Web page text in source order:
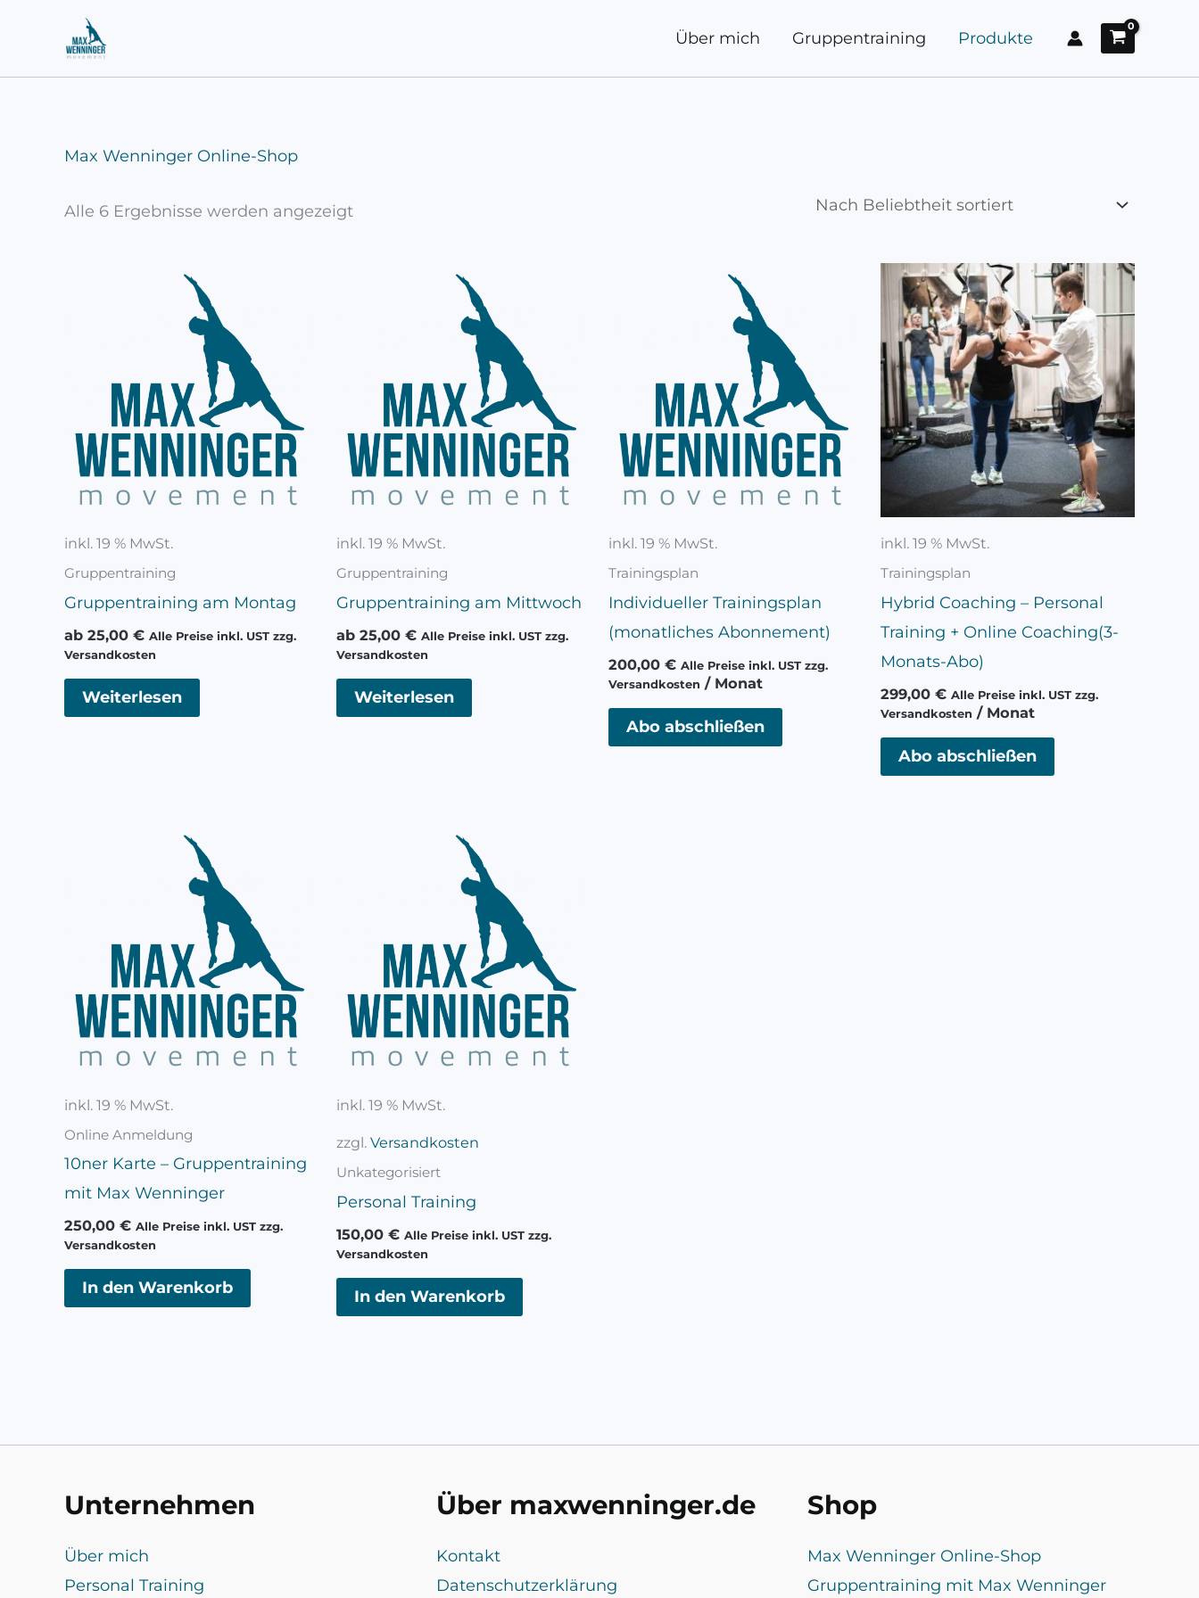
springen
Über mich Gruppentraining Produkte
Max Wenninger Online-Shop
Alle 6 Ergebnisse werden angezeigt
inkl. 19 % MwSt.
Gruppentraining
Gruppentraining am Montag
ab 25,00 € Alle Preise inkl. UST zzg.
Versandkosten
Weiterlesen
inkl. 19 % MwSt.
Gruppentraining
Gruppentraining am Mittwoch
ab 25,00 € Alle Preise inkl. UST zzg.
Versandkosten
Weiterlesen
inkl. 19 % MwSt.
Trainingsplan
Individueller Trainingsplan
(monatliches Abonnement)
200,00 € Alle Preise inkl. UST zzg.
Versandkosten / Monat
Abo abschließen
inkl. 19 % MwSt.
Trainingsplan
Hybrid Coaching – Personal
Training + Online Coaching(3-
Monats-Abo)
299,00 € Alle Preise inkl. UST zzg.
Versandkosten / Monat
Abo abschließen
inkl. 19 % MwSt.
Online Anmeldung
10ner Karte – Gruppentraining
mit Max Wenninger
250,00 € Alle Preise inkl. UST zzg.
Versandkosten
In den Warenkorb
inkl. 19 % MwSt.
zzgl. Versandkosten
Unkategorisiert
Personal Training
150,00 € Alle Preise inkl. UST zzg.
Versandkosten
In den Warenkorb
Unternehmen
Über mich
Personal Training
Über maxwenninger.de
Kontakt
Datenschutzerklärung
Shop
Max Wenninger Online-Shop
Gruppentraining mit Max Wenninger